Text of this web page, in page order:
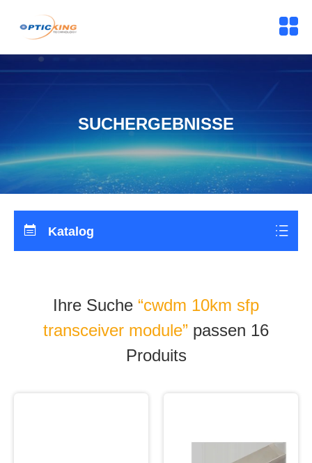
SUCHERGEBNISSE
Katalog
Ihre Suche “cwdm 10km sfp
transceiver module” passen 16
Produits